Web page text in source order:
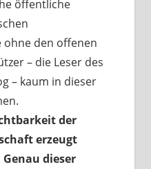
öffentliche
ohne den offenen
– die Leser des
– kaum in dieser
der
erzeugt
dieser